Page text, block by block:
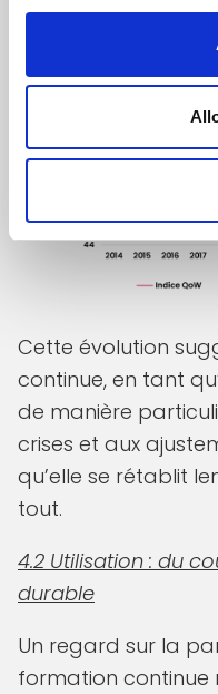
2025)
Cette évolution
continue, en tant
de manière
crises et aux
qu’elle se rétablit
tout.
4.2 Utilisation : du
durable
Un regard sur la
formation continue